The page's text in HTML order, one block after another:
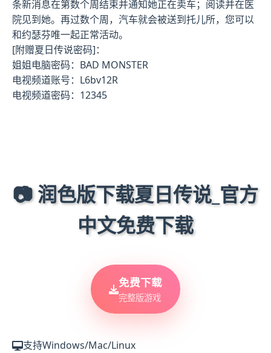
条新消息在第数个周结束并通知她正在卖车；阅读并在医
院见到她。再过数个周，汽车就会被送到托儿所，您可以
和约瑟芬唯一起正常活动。
[附赠夏日传说密码]：
姐姐电脑密码：BAD MONSTER
电视频道账号：L6bv12R
电视频道密码：12345
📷 润色版下载夏日传说_官方
中文免费下载
免费下载
完整版游戏
支持Windows/Mac/Linux